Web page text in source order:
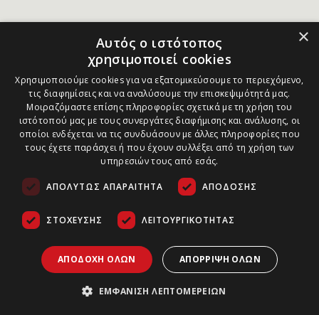
×
Αυτός ο ιστότοπος
χρησιμοποιεί cookies
Χρησιμοποιούμε cookies για να εξατομικεύσουμε το περιεχόμενο,
τις διαφημίσεις και να αναλύσουμε την επισκεψιμότητά μας.
Μοιραζόμαστε επίσης πληροφορίες σχετικά με τη χρήση του
ιστότοπού μας με τους συνεργάτες διαφήμισης και ανάλυσης, οι
οποίοι ενδέχεται να τις συνδυάσουν με άλλες πληροφορίες που
τους έχετε παράσχει ή που έχουν συλλέξει από τη χρήση των
υπηρεσιών τους από εσάς.
ΑΠΟΛΎΤΩΣ ΑΠΑΡΑΊΤΗΤΑ ΑΠΌΔΟΣΗΣ
ΣΤΌΧΕΥΣΗΣ ΛΕΙΤΟΥΡΓΙΚΌΤΗΤΑΣ
ΑΠΟΔΟΧΉ ΌΛΩΝ ΑΠΌΡΡΙΨΗ ΌΛΩΝ
ΕΜΦΆΝΙΣΗ ΛΕΠΤΟΜΕΡΕΙΏΝ